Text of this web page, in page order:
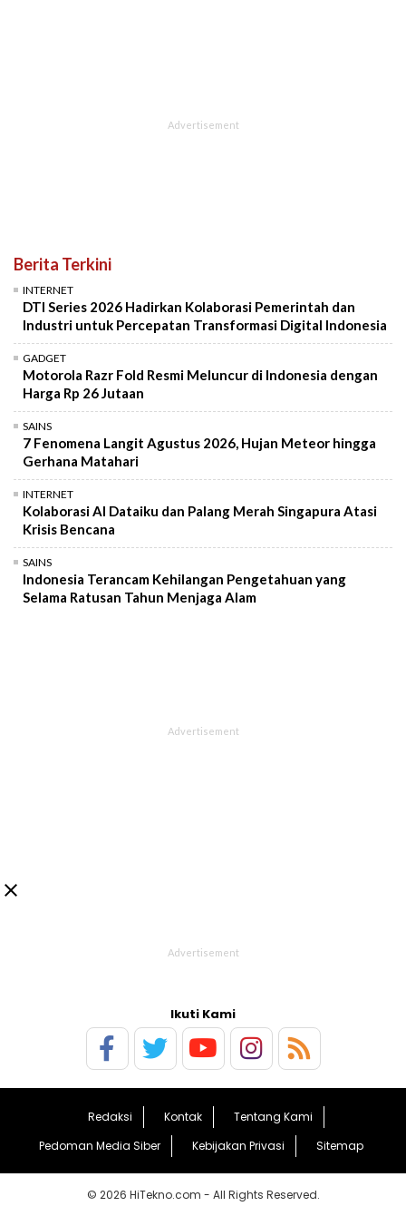
Berita Terkini
INTERNET
DTI Series 2026 Hadirkan Kolaborasi Pemerintah dan
Industri untuk Percepatan Transformasi Digital Indonesia
GADGET
Motorola Razr Fold Resmi Meluncur di Indonesia dengan
Harga Rp 26 Jutaan
SAINS
7 Fenomena Langit Agustus 2026, Hujan Meteor hingga
Gerhana Matahari
INTERNET
Kolaborasi AI Dataiku dan Palang Merah Singapura Atasi
Krisis Bencana
SAINS
Indonesia Terancam Kehilangan Pengetahuan yang
Selama Ratusan Tahun Menjaga Alam

Ikuti Kami
Redaksi Kontak
Tentang Kami
Pedoman Media Siber
Kebijakan Privasi Sitemap
© 2026 HiTekno.com - All Rights Reserved.